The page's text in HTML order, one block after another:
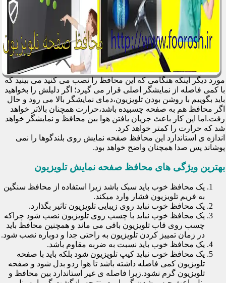
مورد دیگر اینکه هنگامی که این محافظ را نصب می کنید می بینید که
با کمی فاصله از نمایشگر اصلی قرار می گیرد؛ اگر دلیلش را بخواهید
باید بگوییم با روشن بودن تلویزیون،دمای نمایشگر بالا می رود و حال
اگر محافظ هم به صفحه چسبیده باشد،حرارت همچنان بالاتر خواهد
رفت.اما این کار باعث جریان یافتن هوا بین محافظ و نمایشگر خواهد
شد که حرارت را کمتر خواهد کرد.
اندازه ی استاندارد این محافظ صفحه نمایش روی بلندگوها را نمی
پوشاند پس صدا همچنان واضح خواهد بود.
بهترین ویژگی های محافظ صفحه نمایش تلویزیون
یک محافظ خوب باید سبک باشد زیرا استفاده از محافظ سنگین
به فریم تلویزیون فشار وارد میکند.
یک محافظ خوب نباید روی زیبایی تلویزیون تاثیر بگذارد.
یک محافظ خوب نباید با چسب روی تلویزیون نصب شود چراکه
چسب روی قاب تلویزیون باقی می ماند و همچنین محافظ باید
در زمان تمییز کردن تلویزیون به راحتی جدا و دوباره نصب شود.
یک محافظ خوب باید نسبت به ضربه مقاوم باشد.
یک محافظ خوب نباید کیپ تلویزیون شود بلکه باید با صفحه
تلویزیون کمی فاصله داشته باشد تا هوا ردو بدل شود و صفحه
تلویزیون گرم نشود.زیرا فاصله ی غیر استاندارد بین محافظ و